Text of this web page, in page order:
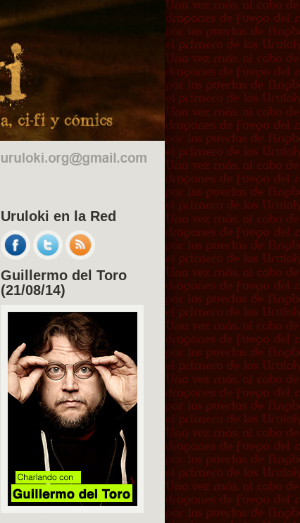
Uruloki en la Red
Guillermo del Toro
(21/08/14)